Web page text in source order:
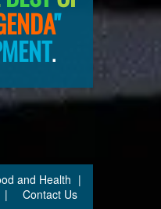
"
.
and Health
Contact Us